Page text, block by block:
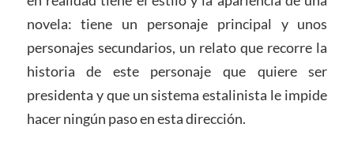
novela: tiene un personaje principal y unos
personajes secundarios, un relato que recorre la
historia de este personaje que quiere ser
presidenta y que un sistema estalinista le impide
hacer ningún paso en esta dirección.